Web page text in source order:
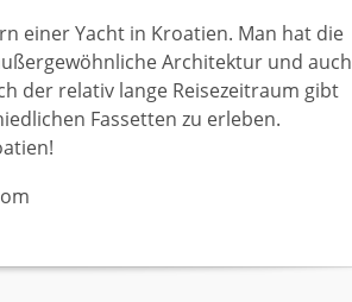
einer Yacht in Kroatien. Man hat die
Architektur und auch
der relativ lange Reisezeitraum gibt
Fassetten zu erleben.